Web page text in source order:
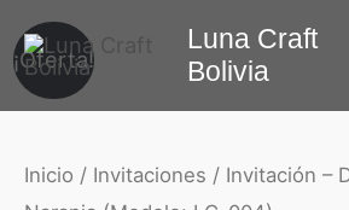
al
contenido
Luna Craft
Bolivia
¡Oferta!
Inicio / Invitaciones / Invitación –
precio
original
El
Invitación
-
de